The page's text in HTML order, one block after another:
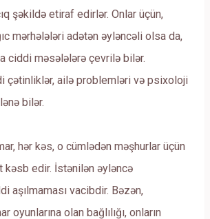
şəkildə etiraf edirlər. Onlar üçün,
mərhələləri adətən əyləncəli olsa da,
ciddi məsələlərə çevrilə bilər.
çətinliklər, ailə problemləri və psixoloji
bilər.
hər kəs, o cümlədən məşhurlar üçün
kəsb edir. İstənilən əyləncə
aşılmaması vacibdir. Bəzən,
oyunlarına olan bağlılığı, onların